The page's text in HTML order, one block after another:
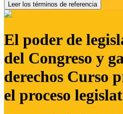
Leer los términos de referencia
El poder de
del Congreso y
derechos Curso
el proceso